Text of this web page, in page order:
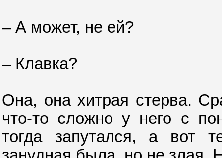
– А может, не ей?
– Клавка?
Она, она хитрая стерва.
что-то сложно у него с
тогда запутался, а вот